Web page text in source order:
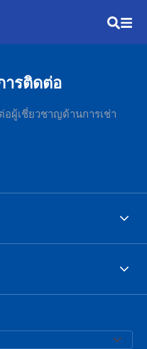
ารติดต่อ
ผู้เชี่ยวชาญด้านการเช่า